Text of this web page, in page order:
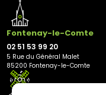
Fontenay-le-Comte
02 51 53 99 20
5 Rue du Général Malet
85200 Fontenay-le-Comte